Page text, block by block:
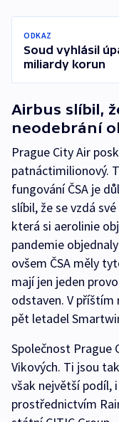
ODKAZ
Soud vyhlásil
miliardy korun
Airbus slíbil,
neodebrání
Prague City Air
patnáctimilionový.
fungování ČSA je
slíbil, že se vzdá
která si aerolinie
pandemie
ovšem ČSA měly
mají jen jeden
odstaven. V
pět letadel
Společnost Prague
Vikových. Ti jsou
však největší podíl,
prostřednictvím